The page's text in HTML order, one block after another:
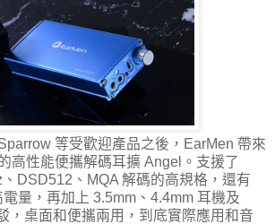
等受歡迎產品之後，EarMen 帶來
高性能便攜解碼耳擴 Angel。支援了
DSD512、MQA 解碼的高規格，還有
量，再加上 3.5mm、4.4mm 耳機及
，桌面和便攜兩用，到底實際應用和音